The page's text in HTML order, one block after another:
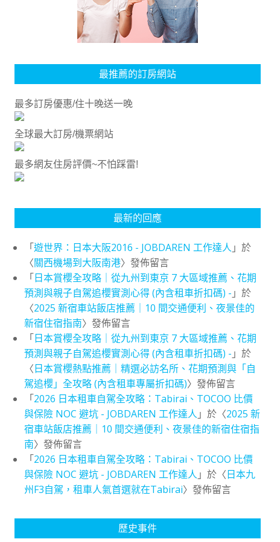
最推薦的訂房網站
最多訂房優惠/住十晚送一晚
全球最大訂房/機票網站
最多網友住房評價~不怕踩雷!
最新的回應
「遊世界：日本大阪2016 - JOBDAREN 工作達人 」於
〈關西機場到大阪南港〉發佈留言
「日本賞櫻全攻略｜從九州到東京 7 大區域推薦、花期
預測與親子自駕追櫻實測心得 (內含租車折扣碼) - 」於
〈2025 新宿車站飯店推薦｜10 間交通便利、夜景佳的
新宿住宿指南〉發佈留言
「日本賞櫻全攻略｜從九州到東京 7 大區域推薦、花期
預測與親子自駕追櫻實測心得 (內含租車折扣碼) - 」於
〈日本賞櫻熱點推薦｜精選必訪名所、花期預測與「自
駕追櫻」全攻略 (內含租車專屬折扣碼)〉發佈留言
「2026 日本租車自駕全攻略：Tabirai、TOCOO 比價
與保險 NOC 避坑 - JOBDAREN 工作達人 」於〈2025 新
宿車站飯店推薦｜10 間交通便利、夜景佳的新宿住宿指
南〉發佈留言
「2026 日本租車自駕全攻略：Tabirai、TOCOO 比價
與保險 NOC 避坑 - JOBDAREN 工作達人 」於〈日本九
州F3自駕，租車人氣首選就在Tabirai〉發佈留言
歷史事件